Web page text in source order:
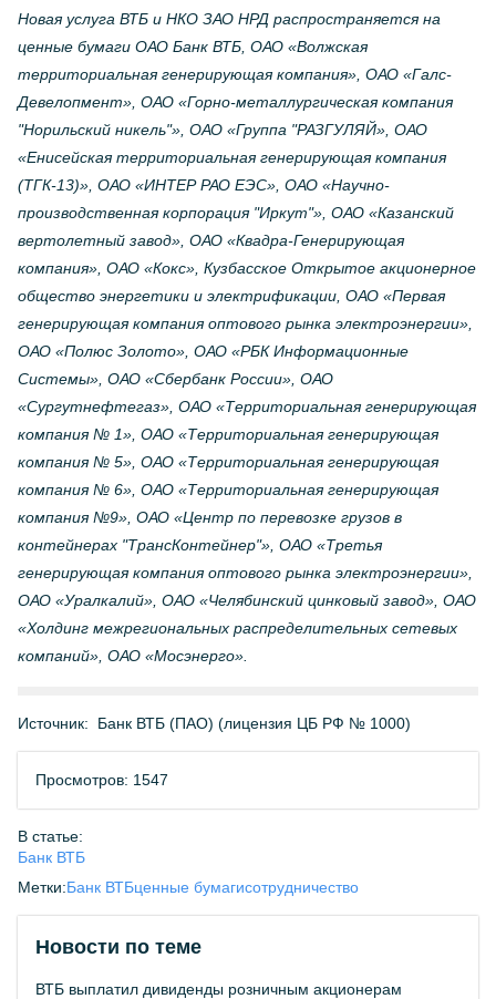
Новая услуга ВТБ и НКО ЗАО НРД распространяется на
ценные бумаги ОАО Банк ВТБ, ОАО «Волжская
территориальная генерирующая компания», ОАО «Галс-
Девелопмент», ОАО «Горно-металлургическая компания
"Норильский никель"», ОАО «Группа "РАЗГУЛЯЙ», ОАО
«Енисейская территориальная генерирующая компания
(ТГК-13)», ОАО «ИНТЕР РАО ЕЭС», ОАО «Научно-
производственная корпорация "Иркут"», ОАО «Казанский
вертолетный завод», ОАО «Квадра-Генерирующая
компания», ОАО «Кокс», Кузбасское Открытое акционерное
общество энергетики и электрификации, ОАО «Первая
генерирующая компания оптового рынка электроэнергии»,
ОАО «Полюс Золото», ОАО «РБК Информационные
Системы», ОАО «Сбербанк России», ОАО
«Сургутнефтегаз», ОАО «Территориальная генерирующая
компания № 1», ОАО «Территориальная генерирующая
компания № 5», ОАО «Территориальная генерирующая
компания № 6», ОАО «Территориальная генерирующая
компания №9», ОАО «Центр по перевозке грузов в
контейнерах "ТрансКонтейнер"», ОАО «Третья
генерирующая компания оптового рынка электроэнергии»,
ОАО «Уралкалий», ОАО «Челябинский цинковый завод», ОАО
«Холдинг межрегиональных распределительных сетевых
компаний», ОАО «Мосэнерго».
Источник: Банк ВТБ (ПАО) (лицензия ЦБ РФ № 1000)
Просмотров: 1547
В статье:
Банк ВТБ
Метки:Банк ВТБценные бумагисотрудничество
Новости по теме
ВТБ выплатил дивиденды розничным акционерам